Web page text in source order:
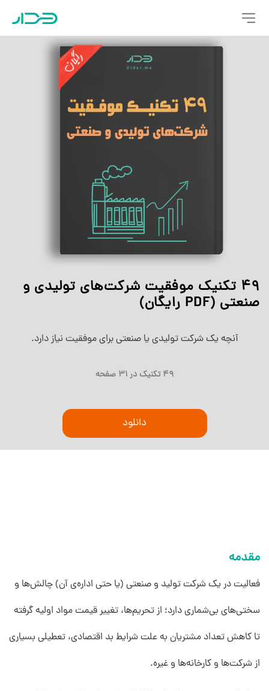
49 تکنیک موفقیت شرکت‌های تولیدی و
صنعتی (PDF رایگان)
آنچه یک شرکت تولیدی یا صنعتی برای موفقیت نیاز دارد.
49 تکنیک در 31 صفحه
دانلود
مقدمه
فعالیت در یک شرکت تولید و صنعتی (یا حتی اداره‌ی آن) چالش‌ها و
سختی‌های بی‌شماری دارد؛ از تحریم‌ها، تغییر قیمت مواد اولیه گرفته
تا کاهش تعداد مشتریان به علت شرایط بد اقتصادی، تعطیلی بسیاری
از شرکت‌ها و کارخانه‌ها و غیره.